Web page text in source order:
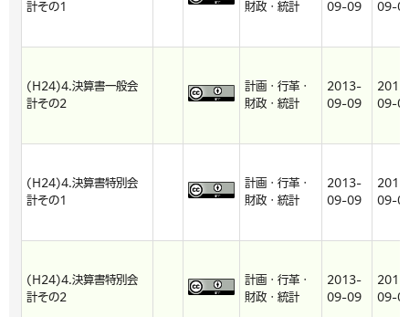
計その1
財政・統計
09-09
09-
(H24)4.決算書一般会
計その2
計画・行革・
財政・統計
2013-
09-09
09-
(H24)4.決算書特別会
計その1
計画・行革・
財政・統計
2013-
09-09
09-
(H24)4.決算書特別会
計その2
計画・行革・
財政・統計
2013-
09-09
09-